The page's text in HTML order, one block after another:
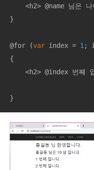
<h2> @name 님은 나
}
@for (var index = 1;
{
<h2> @index 번째